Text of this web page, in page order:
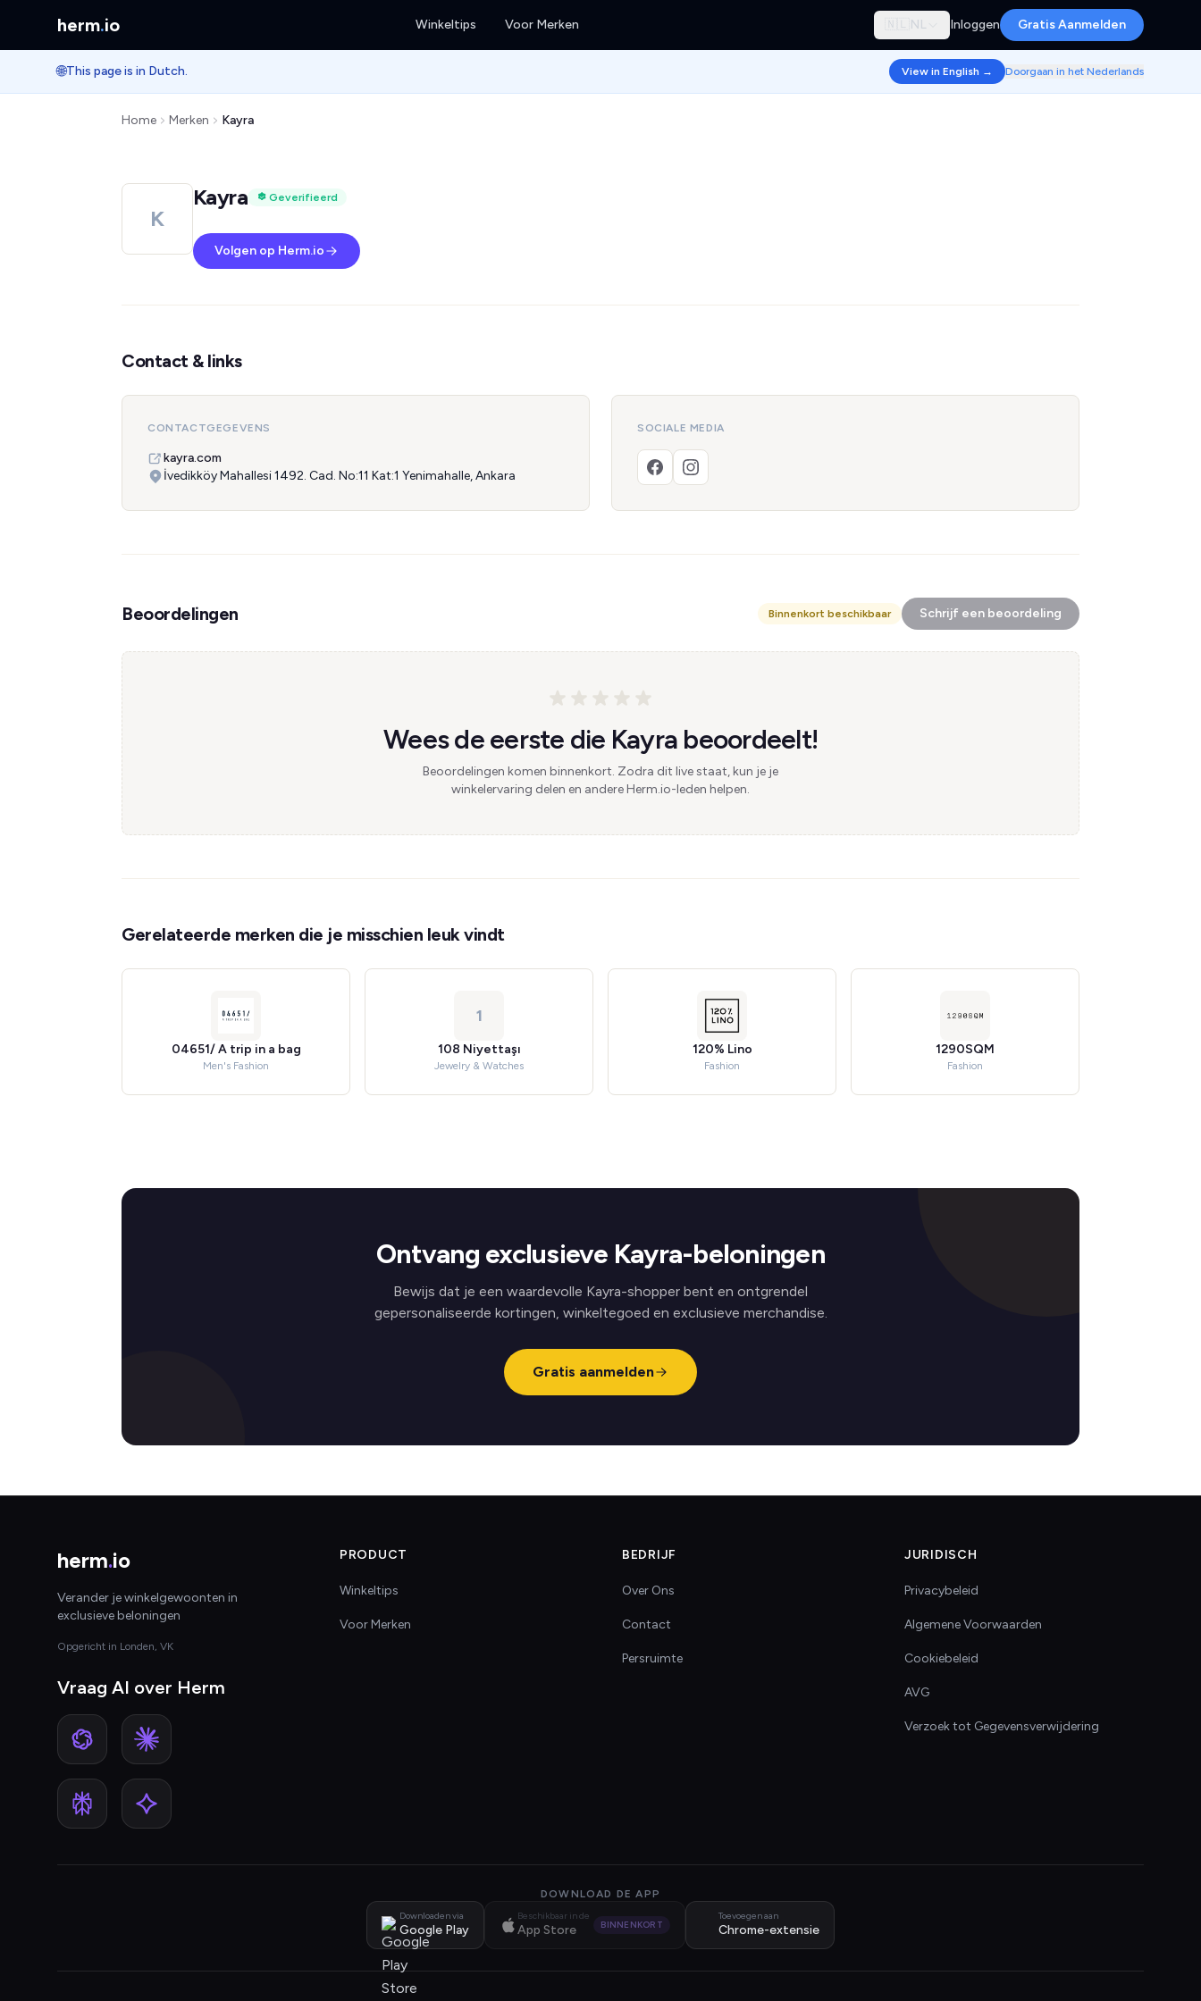
herm.io Winkeltips Voor Merken 🇳🇱 NL Inloggen Gratis Aanmelden
🌐This page is in Dutch. View in English → Doorgaan in het Nederlands
Home Merken Kayra
K
Kayra Geverifieerd
Volgen op Herm.io
Contact & links
CONTACTGEGEVENS
kayra.com
İvedikköy Mahallesi 1492. Cad. No:11 Kat:1 Yenimahalle, Ankara
SOCIALE MEDIA
Beoordelingen Binnenkort beschikbaar Schrijf een beoordeling
Wees de eerste die Kayra beoordeelt!
Beoordelingen komen binnenkort. Zodra dit live staat, kun je je
winkelervaring delen en andere Herm.io-leden helpen.
Gerelateerde merken die je misschien leuk vindt
04651/ A trip in a bag
Men's Fashion
1
108 Niyettaşı
Jewelry & Watches
120% Lino
Fashion
1290SQM
Fashion
Ontvang exclusieve Kayra-beloningen
Bewijs dat je een waardevolle Kayra-shopper bent en ontgrendel
gepersonaliseerde kortingen, winkeltegoed en exclusieve merchandise.
Gratis aanmelden
herm.io
Verander je winkelgewoonten in
exclusieve beloningen
Opgericht in Londen, VK
Vraag AI over Herm
PRODUCT
Winkeltips
Voor Merken
BEDRIJF
Over Ons
Contact
Persruimte
JURIDISCH
Privacybeleid
Algemene Voorwaarden
Cookiebeleid
AVG
Verzoek tot Gegevensverwijdering
DOWNLOAD DE APP
Downloaden via
Google Play
Beschikbaar in de
App Store BINNENKORT
Toevoegen aan
Chrome-extensie